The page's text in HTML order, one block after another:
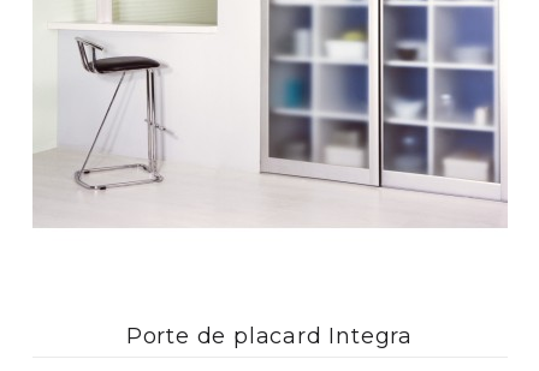
Porte de placard Integra